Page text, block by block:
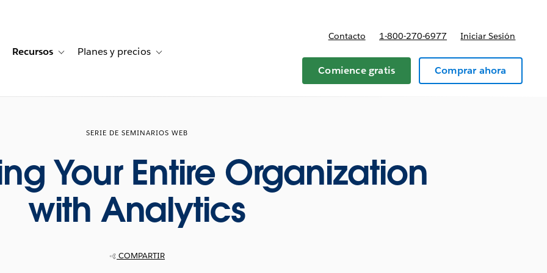
Historias de clientes
sub-navigation for Soluciones
Recursos Toggle sub-navigation for Recursos
Planes y precios Toggle sub-navigation for Planes y precios
Contacto 1-800-270-6977 Iniciar Sesión
Comience gratis Comprar ahora
SERIE DE SEMINARIOS WEB
Your Entire Organization
with Analytics
COMPARTIR